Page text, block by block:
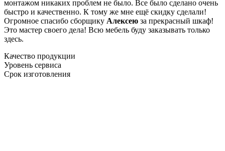
монтажом никаких проблем не было. Все было сделано очень
быстро и качественно. К тому же мне ещё скидку сделали!
Огромное спасибо сборщику Алексею за прекрасный шкаф!
Это мастер своего дела! Всю мебель буду заказывать только
здесь.
Качество продукции
Уровень сервиса
Срок изготовления